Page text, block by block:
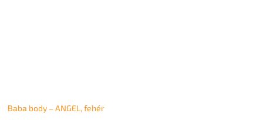
Baba body – ANGEL, fehér